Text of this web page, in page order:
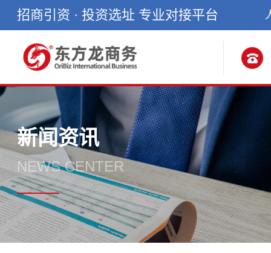
招商引资 · 投资选址 专业对接平台
新闻资讯
NEWS CENTER